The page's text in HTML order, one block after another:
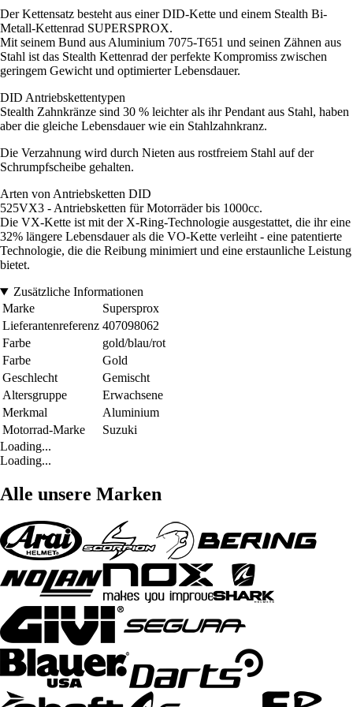
Der Kettensatz besteht aus einer DID-Kette und einem Stealth Bi-
Metall-Kettenrad SUPERSPROX.
Mit seinem Bund aus Aluminium 7075-T651 und seinen Zähnen aus
Stahl ist das Stealth Kettenrad der perfekte Kompromiss zwischen
geringem Gewicht und optimierter Lebensdauer.
DID Antriebskettentypen
Stealth Zahnkränze sind 30 % leichter als ihr Pendant aus Stahl, haben
aber die gleiche Lebensdauer wie ein Stahlzahnkranz.
Die Verzahnung wird durch Nieten aus rostfreiem Stahl auf der
Schrumpfscheibe gehalten.
Arten von Antriebsketten DID
525VX3 - Antriebsketten für Motorräder bis 1000cc.
Die VX-Kette ist mit der X-Ring-Technologie ausgestattet, die ihr eine
32% längere Lebensdauer als die VO-Kette verleiht - eine patentierte
Technologie, die die Reibung minimiert und eine erstaunliche Leistung
bietet.
Zusätzliche Informationen
Marke
Supersprox
Lieferantenreferenz 407098062
Farbe
gold/blau/rot
Farbe
Gold
Geschlecht
Gemischt
Altersgruppe
Erwachsene
Merkmal
Aluminium
Motorrad-Marke
Suzuki
Loading...
Loading...
Alle unsere Marken